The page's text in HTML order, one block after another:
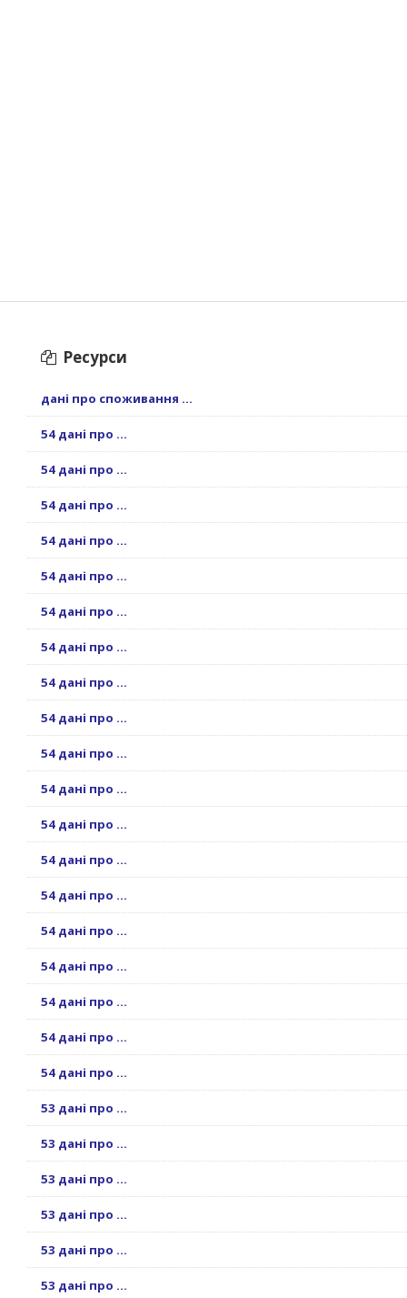
Ресурси
дані про споживання ...
54 дані про ...
54 дані про ...
54 дані про ...
54 дані про ...
54 дані про ...
54 дані про ...
54 дані про ...
54 дані про ...
54 дані про ...
54 дані про ...
54 дані про ...
54 дані про ...
54 дані про ...
54 дані про ...
54 дані про ...
54 дані про ...
54 дані про ...
54 дані про ...
54 дані про ...
53 дані про ...
53 дані про ...
53 дані про ...
53 дані про ...
53 дані про ...
53 дані про ...